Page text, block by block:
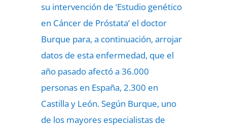
su intervención de ‘Estudio genético
en Cáncer de Próstata’ el doctor
Burque para, a continuación, arrojar
datos de esta enfermedad, que el
año pasado afectó a 36.000
personas en España, 2.300 en
Castilla y León. Según Burque, uno
de los mayores especialistas de